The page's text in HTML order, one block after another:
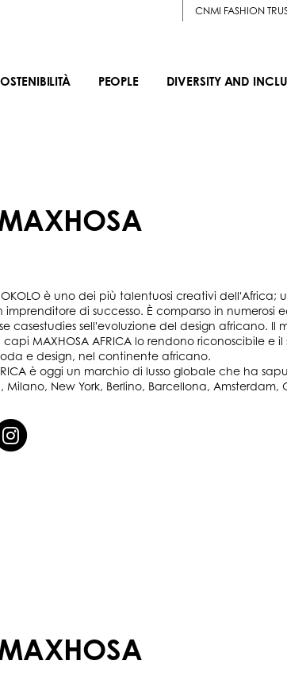
CNMI FASHION
PEOPLE DIVERSITY AND
è uno dei più talentuosi creativi
imprenditore di successo. È comparso in
casestudies sell'evoluzione del design africano.
MAXHOSA AFRICA lo rendono riconoscibile e
e design, nel continente africano.
è oggi un marchio di lusso globale che ha
Milano, New York, Berlino, Barcellona,